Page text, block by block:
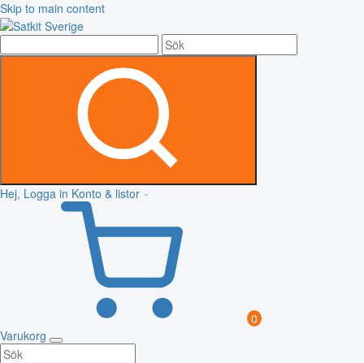
Skip to main content
Hej, Logga in Konto & listor
0
Varukorg